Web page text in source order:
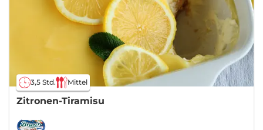
3,5 Std. Mittel
Zitronen-Tiramisu